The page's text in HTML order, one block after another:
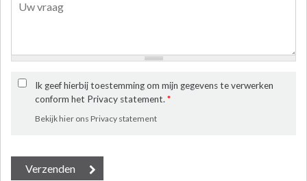
Ik geef hierbij toestemming om mijn gegevens te verwerken
conform het Privacy statement.*
Bekijk hier ons Privacy statement